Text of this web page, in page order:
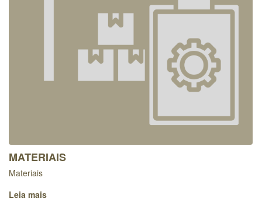
MATERIAIS
Materiais
Leia mais